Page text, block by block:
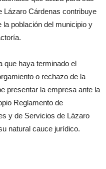
Lázaro Cárdenas contribuye
la población del municipio y
que haya terminado el
o rechazo de la
presentar la empresa ante la
Reglamento de
y de Servicios de Lázaro
natural cauce jurídico.